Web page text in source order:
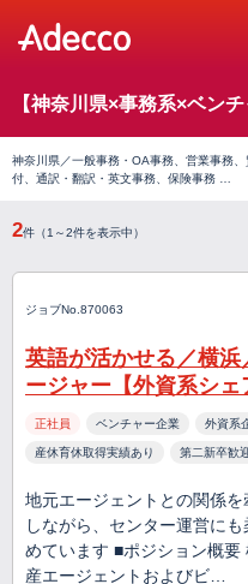
【神奈川県×事務系×ベン
神奈川県／一般事務・OA事務、営業事務
付、通訳・翻訳・英文事務、保険事務 …
2件（1～2件を表示中）
ジョブNo.870063
英語が活かせる／横
ージャー【外資系シェ
正社員 ベンチャー企業 外資系
産休育休取得実績あり 第二新卒歓
地元エージェントとの関係
しながら、センター運営に
めています ■ポジション概
産エージェントおよびビ…